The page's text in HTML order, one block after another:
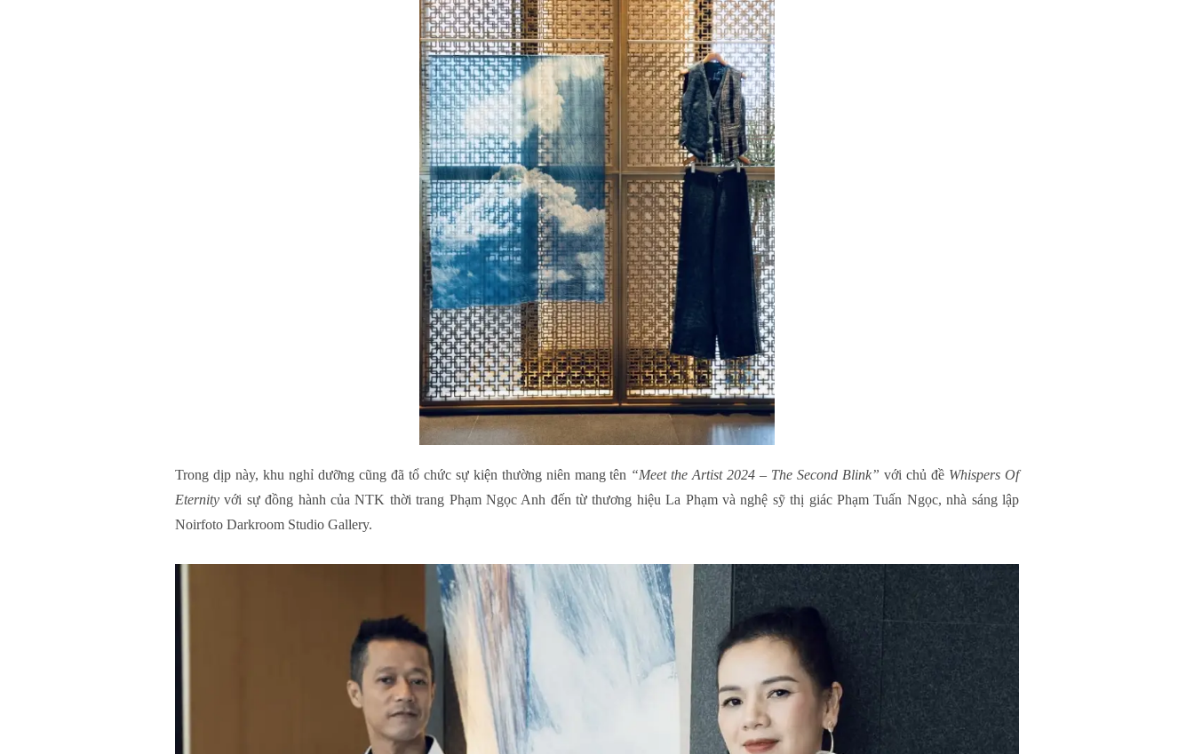
Trong dịp này, khu nghỉ dưỡng cũng đã tổ chức sự kiện thường niên mang tên “Meet the Artist 2024 – The Second Blink” với chủ đề Whispers Of
Eternity với sự đồng hành của NTK thời trang Phạm Ngọc Anh đến từ thương hiệu La Phạm và nghệ sỹ thị giác Phạm Tuấn Ngọc, nhà sáng lập
Noirfoto Darkroom Studio Gallery.